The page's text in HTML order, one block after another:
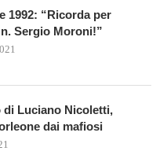
1992: “Ricorda per
Sergio Moroni!”
di Luciano Nicoletti,
dai mafiosi